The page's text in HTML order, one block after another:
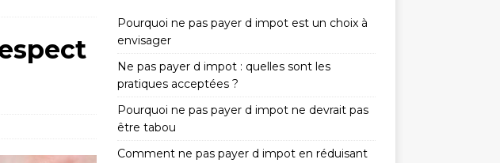
Pourquoi ne pas payer d impot est un choix à
envisager
Ne pas payer d impot : quelles sont les
pratiques acceptées ?
Pourquoi ne pas payer d impot ne devrait pas
être tabou
Comment ne pas payer d impot en réduisant